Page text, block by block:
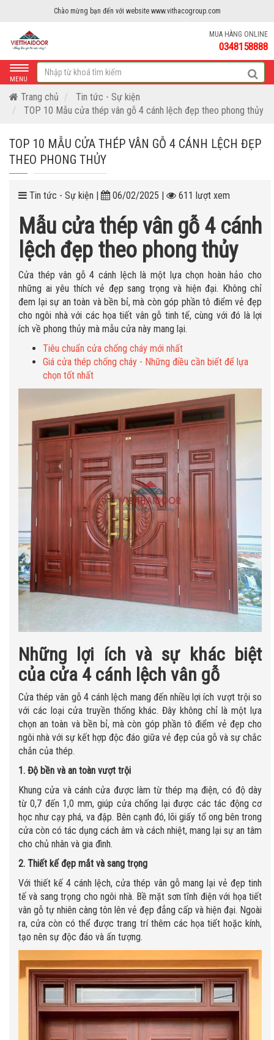
Chào mừng bạn đến với website www.vithacogroup.com
MUA HÀNG ONLINE
0348158888
MENU
Trang chủ
Tin tức - Sự kiện
TOP 10 Mẫu cửa thép vân gỗ 4 cánh lệch đẹp theo phong thủy
TOP 10 MẪU CỬA THÉP VÂN GỖ 4 CÁNH LỆCH ĐẸP
THEO PHONG THỦY
Tin tức - Sự kiện | 06/02/2025 | 611 lượt xem
Mẫu cửa thép vân gỗ 4 cánh
lệch đẹp theo phong thủy
Cửa thép vân gỗ 4 cánh lệch là một lựa chọn hoàn hảo cho
những ai yêu thích vẻ đẹp sang trọng và hiện đại. Không chỉ
đem lại sự an toàn và bền bỉ, mà còn góp phần tô điểm vẻ đẹp
cho ngôi nhà với các họa tiết vân gỗ tinh tế, cùng với đó là lợi
ích về phong thủy mà mẫu cửa này mang lại.
Tiêu chuẩn cửa chống cháy mới nhất
Giá cửa thép chống cháy - Những điều cần biết để lựa
chọn tốt nhất
Những lợi ích và sự khác biệt
của cửa 4 cánh lệch vân gỗ
Cửa thép vân gỗ 4 cánh lệch mang đến nhiều lợi ích vượt trội so
với các loại cửa truyền thống khác. Đây không chỉ là một lựa
chọn an toàn và bền bỉ, mà còn góp phần tô điểm vẻ đẹp cho
ngôi nhà với sự kết hợp độc đáo giữa vẻ đẹp của gỗ và sự chắc
chắn của thép.
1. Độ bền và an toàn vượt trội
Khung cửa và cánh cửa được làm từ thép mạ điện, có độ dày
từ 0,7 đến 1,0 mm, giúp cửa chống lại được các tác động cơ
học như cạy phá, va đập. Bên cạnh đó, lõi giấy tổ ong bên trong
cửa còn có tác dụng cách âm và cách nhiệt, mang lại sự an tâm
cho chủ nhân và gia đình.
2. Thiết kế đẹp mắt và sang trọng
Với thiết kế 4 cánh lệch, cửa thép vân gỗ mang lại vẻ đẹp tinh
tế và sang trọng cho ngôi nhà. Bề mặt sơn tĩnh điện với họa tiết
vân gỗ tự nhiên càng tôn lên vẻ đẹp đẳng cấp và hiện đại. Ngoài
ra, cửa còn có thể được trang trí thêm các họa tiết hoặc kính,
tạo nên sự độc đáo và ấn tượng.